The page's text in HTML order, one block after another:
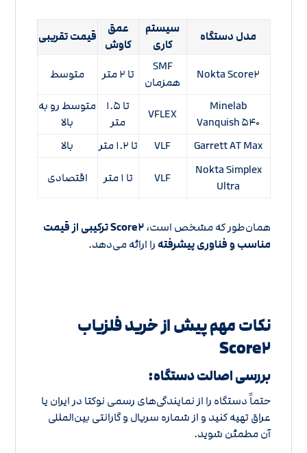
مدل دستگاه
سیستم
کاری
عمق
کاوش
قیمت تقریبی
Nokta Score۲
SMF
همزمان
تا ۲ متر متوسط
Minelab
Vanquish ۵۴۰
VFLEX
تا ۱.۵
متر
متوسط رو به
بالا
Garrett AT Max
VLF تا ۱.۲ متر
بالا
Nokta Simplex
Ultra
VLF تا ۱ متر اقتصادی
همان‌طور که مشخص است،
Score۲ ترکیبی از قیمت
مناسب و فناوری پیشرفته را ارائه می‌دهد.
نکات مهم پیش از خرید فلزیاب
Score۲
بررسی اصالت دستگاه:
حتماً دستگاه را از نمایندگی‌های رسمی نوکتا در ایران یا
عراق تهیه کنید و از شماره سریال و گارانتی بین‌المللی
آن مطمئن شوید.